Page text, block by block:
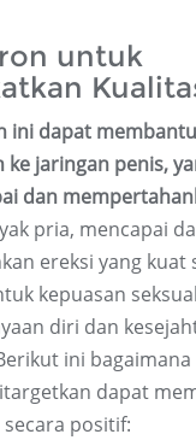
untuk
ini dapat
ke jaringan penis,
dan
pria, mencapai
ereksi yang kuat
kepuasan
diri dan
ini
dapat
positif: